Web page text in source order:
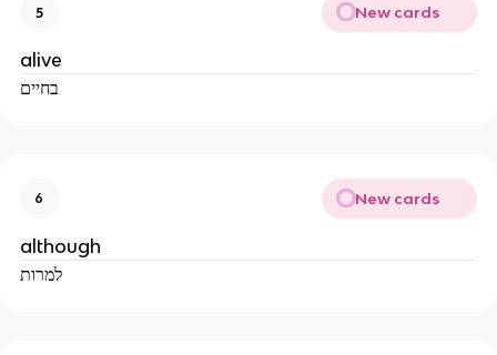
5 New cards
alive
בחיים
6 New cards
although
למרות